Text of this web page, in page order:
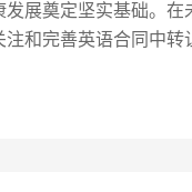
发展奠定坚实基础。
注和完善英语合同中转